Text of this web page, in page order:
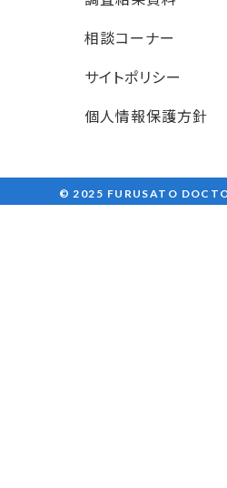
相談コーナー
サイトポリシー
個人情報保護方針
© 2025 FURUSATO